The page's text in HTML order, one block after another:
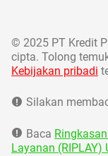
© 2025 PT Kredit
cipta. Tolong
Kebijakan pribadi
Silakan
Baca
Layanan (RIPLAY)